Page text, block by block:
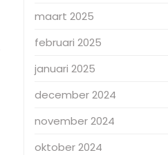
maart 2025
februari 2025
januari 2025
december 2024
november 2024
oktober 2024